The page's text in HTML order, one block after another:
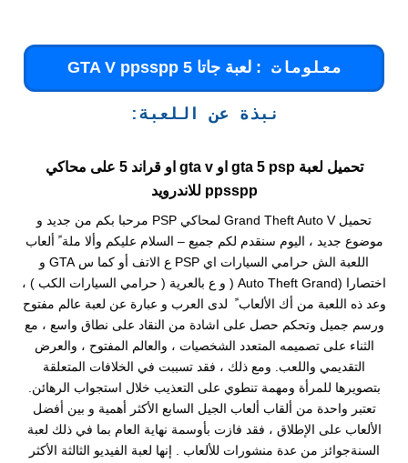
معلومات : لعبة جاتا 5 GTA V ppsspp
نبذة عن اللعبة:
تحميل لعبة gta 5 psp او gta v او قراند 5 على محاكي
ppsspp للاندرويد
تحميل Grand Theft Auto V لمحاكي PSP مرحبا بكم من جديد و
موضوع جديد ، اليوم سنقدم لكم جميع – السلام عليكم وألا ملة ً ألعاب
اللعبة الش حرامي السيارات اي PSP ع الاتف أو كما س GTA و
اختصارا (Auto Theft Grand ( و ع بالعرية ( حرامي السيارات الكب ) ،
وعد ذه اللعبة من أك الألعاب ً لدى العرب و عبارة عن لعبة عالم مفتوح
ورسم جميل وتحكم حصل على اشادة من النقاد على نطاق واسع ، مع
الثناء على تصميمه المتعدد الشخصيات ، والعالم المفتوح ، والعرض
التقديمي واللعب. ومع ذلك ، فقد تسببت في الخلافات المتعلقة
بتصويرها للمرأة ومهمة تنطوي على التعذيب خلال استجواب الرهائن.
تعتبر واحدة من ألقاب ألعاب الجيل السابع الأكثر أهمية و بين أفضل
الألعاب على الإطلاق ، فقد فازت بأوسمة نهاية العام بما في ذلك لعبة
السنةجوائز من عدة منشورات للألعاب . إنها لعبة الفيديو الثالثة الأكثر